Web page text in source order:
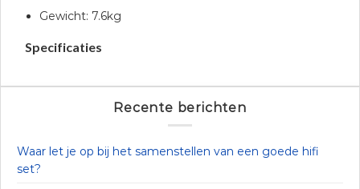
Gewicht: 7.6kg
Specificaties
Recente berichten
Waar let je op bij het samenstellen van een goede hifi
set?